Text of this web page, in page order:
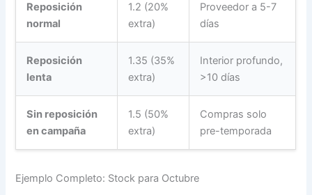
Reposición
normal
1.2 (20%
extra)
Proveedor a 5-7
días
Reposición
lenta
1.35 (35%
extra)
Interior profundo,
>10 días
Sin reposición
en campaña
1.5 (50%
extra)
Compras solo
pre-temporada
Ejemplo Completo: Stock para Octubre